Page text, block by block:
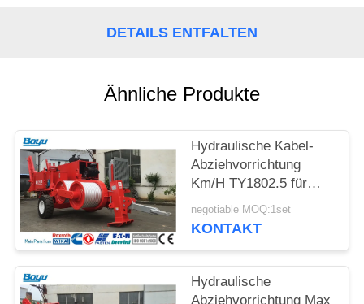
PRIVACY
POLICY
DETAILS ENTFALTEN
Ähnliche Produkte
Hydraulische Kabel-
Abziehvorrichtung
Km/H TY1802.5 für
Fernleitungs-Bau
negotiable MOQ:1set
KONTAKT
Hydraulische
Abziehvorrichtung Max